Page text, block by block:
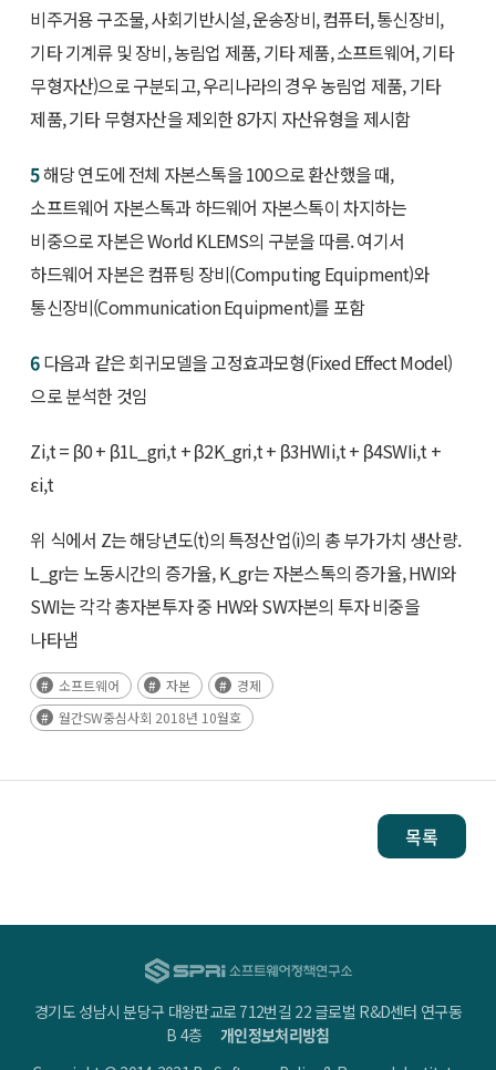
비주거용 구조물, 사회기반시설, 운송장비, 컴퓨터, 통신장비,
기타 기계류 및 장비, 농림업 제품, 기타 제품, 소프트웨어, 기타
무형자산)으로 구분되고, 우리나라의 경우 농림업 제품, 기타
제품, 기타 무형자산을 제외한 8가지 자산유형을 제시함
5해당 연도에 전체 자본스톡을 100으로 환산했을 때,
소프트웨어 자본스톡과 하드웨어 자본스톡이 차지하는
비중으로 자본은 World KLEMS의 구분을 따름. 여기서
하드웨어 자본은 컴퓨팅 장비(Computing Equipment)와
통신장비(Communication Equipment)를 포함
6다음과 같은 회귀모델을 고정효과모형(Fixed Effect Model)
으로 분석한 것임
Zi,t = β0 + β1L_gri,t + β2K_gri,t + β3HWIi,t + β4SWIi,t +
εi,t
위 식에서 Z는 해당년도(t)의 특정산업(i)의 총 부가가치 생산량.
L_gr는 노동시간의 증가율, K_gr는 자본스톡의 증가율, HWI와
SWI는 각각 총자본투자 중 HW와 SW자본의 투자 비중을
나타냄
소프트웨어 자본
경제
월간SW중심사회 2018년 10월호
목록
경기도 성남시 분당구 대왕판교로 712번길 22 글로벌 R&D센터 연구동
B 4층개인정보처리방침